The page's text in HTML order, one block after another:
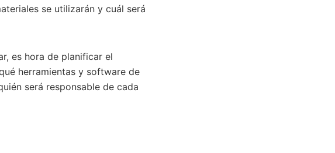
se utilizarán y cuál será
es hora de planificar el
herramientas y software de
será responsable de cada